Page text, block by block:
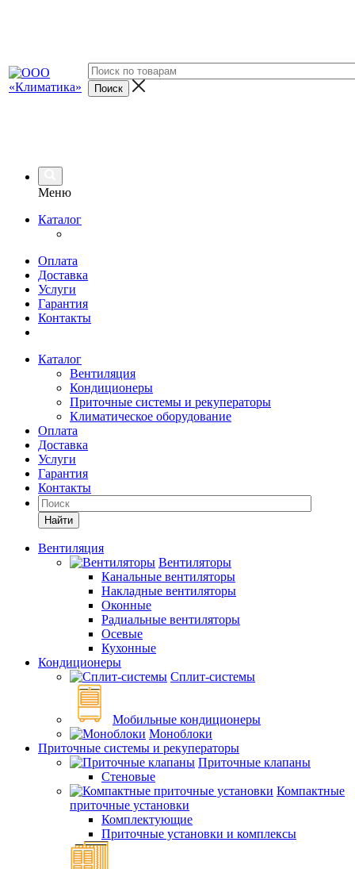
Меню
Каталог
Оплата
Доставка
Услуги
Гарантия
Контакты
Каталог
Вентиляция
Кондиционеры
Приточные системы и рекуператоры
Климатическое оборудование
Оплата
Доставка
Услуги
Гарантия
Контакты
Найти
Вентиляция
Вентиляторы
Канальные вентиляторы
Накладные вентиляторы
Оконные
Радиальные вентиляторы
Осевые
Кухонные
Кондиционеры
Сплит-системы
Мобильные кондиционеры
Моноблоки
Приточные системы и рекуператоры
Приточные клапаны
Стеновые
Компактные
приточные установки
Комплектующие
Приточные установки и комплексы